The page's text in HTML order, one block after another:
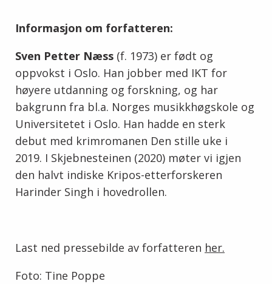
Informasjon om forfatteren:
Sven Petter Næss (f. 1973) er født og
oppvokst i Oslo. Han jobber med IKT for
høyere utdanning og forskning, og har
bakgrunn fra bl.a. Norges musikkhøgskole og
Universitetet i Oslo. Han hadde en sterk
debut med krimromanen Den stille uke i
2019. I Skjebnesteinen (2020) møter vi igjen
den halvt indiske Kripos-etterforskeren
Harinder Singh i hovedrollen.
Last ned pressebilde av forfatteren her.
Foto: Tine Poppe